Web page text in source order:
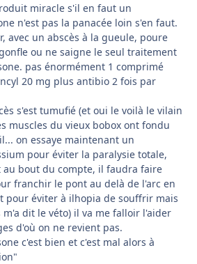
miracle s'il en faut un
n'est pas la panacée loin s'en faut.
avec un abscès à la gueule, poure
ou ne saigne le seul traitement
pas énormément 1 comprimé
20 mg plus antibio 2 fois par
s'est tumufié (et oui le voilà le vilain
muscles du vieux bobox ont fondu
on essaye maintenant un
pour éviter la paralysie totale,
au bout du compte, il faudra faire
franchir le pont au delà de l'arc en
pour éviter à ilhopia de souffrir mais
dit le véto) il va me falloir l'aider
d'où on ne revient pas.
c'est bien et c'est mal alors à